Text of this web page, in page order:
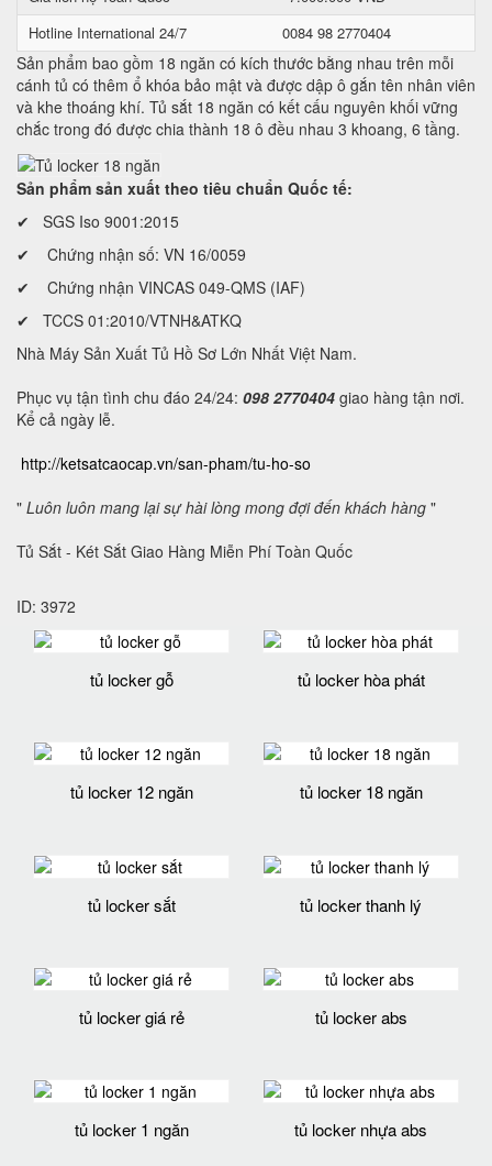
Hotline International 24/7
0084 98 2770404
Sản phẩm bao gồm 18 ngăn có kích thước bằng nhau trên mỗi
cánh tủ có thêm ổ khóa bảo mật và được dập ô gắn tên nhân viên
và khe thoáng khí. Tủ sắt 18 ngăn có kết cấu nguyên khối vững
chắc trong đó được chia thành 18 ô đều nhau 3 khoang, 6 tầng.
Sản phẩm sản xuất theo tiêu chuẩn Quốc tế:
✔ SGS Iso 9001:2015
✔ Chứng nhận số: VN 16/0059
✔ Chứng nhận VINCAS 049-QMS (IAF)
✔ TCCS 01:2010/VTNH&ATKQ
Nhà Máy Sản Xuất Tủ Hồ Sơ Lớn Nhất Việt Nam.
Phục vụ tận tình chu đáo 24/24: 098 2770404 giao hàng tận nơi.
Kể cả ngày lễ.
http://ketsatcaocap.vn/san-pham/tu-ho-so
" Luôn luôn mang lại sự hài lòng mong đợi đến khách hàng "
Tủ Sắt - Két Sắt Giao Hàng Miễn Phí Toàn Quốc
ID: 3972
tủ locker gỗ tủ locker hòa phát
tủ locker 12 ngăn tủ locker 18 ngăn
tủ locker sắt tủ locker thanh lý
tủ locker giá rẻ tủ locker abs
tủ locker 1 ngăn tủ locker nhựa abs